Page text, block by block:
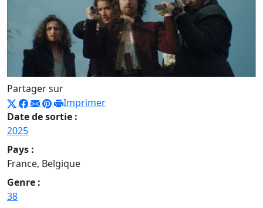
Partager sur
Imprimer
Date de sortie :
2025
Pays :
France, Belgique
Genre :
38